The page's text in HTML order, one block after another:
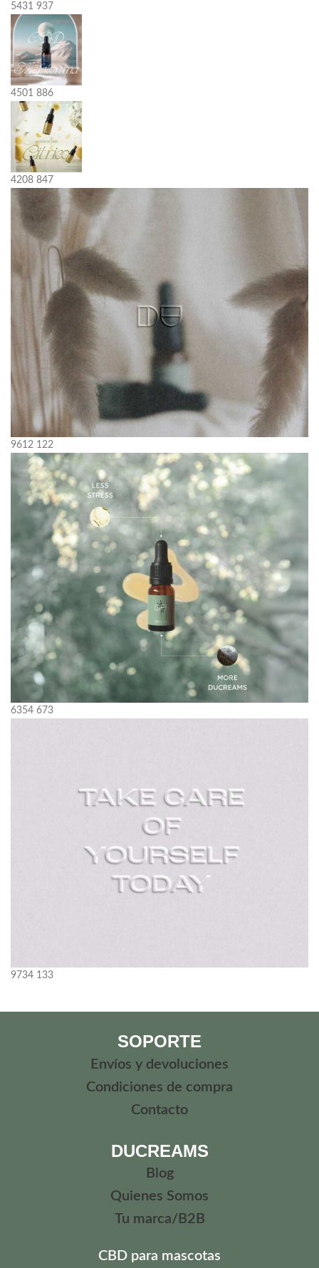
5431 937
4501 886
4208 847
9612 122
6354 673
9734 133
SOPORTE
Envíos y devoluciones
Condiciones de compra
Contacto
DUCREAMS
Blog
Quienes Somos
Tu marca/B2B
CBD para mascotas